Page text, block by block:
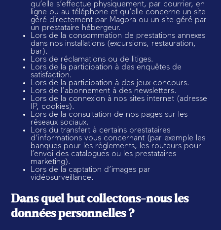
qu’elle s’effectue physiquement, par courrier, en
ligne ou au téléphone et qu’elle concerne un site
géré directement par Magora ou un site géré par
un prestataire hébergeur.
Lors de la consommation de prestations annexes
dans nos installations (excursions, restauration,
bar).
Lors de réclamations ou de litiges.
Lors de la participation à des enquêtes de
satisfaction.
Lors de la participation à des jeux-concours.
Lors de l’abonnement à des newsletters.
Lors de la connexion à nos sites internet (adresse
IP, cookies).
Lors de la consultation de nos pages sur les
réseaux sociaux.
Lors du transfert à certains prestataires
d’informations vous concernant (par exemple les
banques pour les règlements, les routeurs pour
l’envoi des catalogues ou les prestataires
marketing).
Lors de la captation d’images par
vidéosurveillance.
Dans quel but collectons-nous les
données personnelles ?